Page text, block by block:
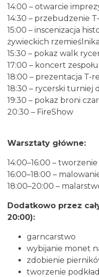
Dotknij Tradycji -
Brenna
18.26 km
Spotkanie z
18.49 km
14:00 – otwarcie
14:30 – przebudzenie
15:00 – inscenizacja
żywieckich
15:30 – pokaz walk
17:00 – koncert
18:00 – prezentacja T-
18:30 – rycerski turniej
19:30 – pokaz broni
20:30 – FireShow
Warsztaty główne:
14:00–16:00 –
16:00–18:00 –
18:00–20:00 –
Dodatkowo przez
20:00):
garncarstwo
wybijanie monet
zdobienie
tworzenie